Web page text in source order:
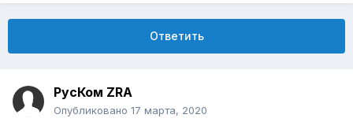
Ответить
РусКом ZRA
Опубликовано 17 марта, 2020